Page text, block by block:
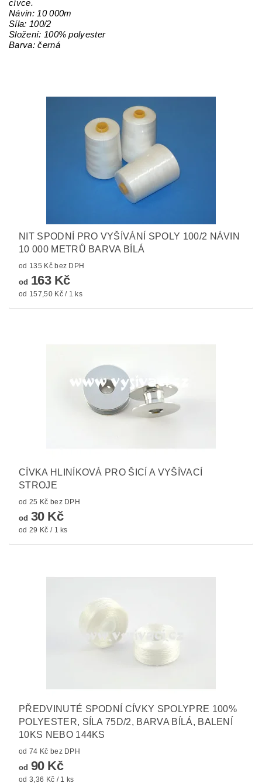
cívce.
Návin: 10 000m
Síla: 100/2
Složení: 100% polyester
Barva: černá
NIT SPODNÍ PRO VYŠÍVÁNÍ SPOLY 100/2 NÁVIN
10 000 METRŮ BARVA BÍLÁ
od 135 Kč bez DPH
od 163 Kč
od 157,50 Kč / 1 ks
CÍVKA HLINÍKOVÁ PRO ŠICÍ A VYŠÍVACÍ
STROJE
od 25 Kč bez DPH
od 30 Kč
od 29 Kč / 1 ks
PŘEDVINUTÉ SPODNÍ CÍVKY SPOLYPRE 100%
POLYESTER, SÍLA 75D/2, BARVA BÍLÁ, BALENÍ
10KS NEBO 144KS
od 74 Kč bez DPH
od 90 Kč
od 3,36 Kč / 1 ks